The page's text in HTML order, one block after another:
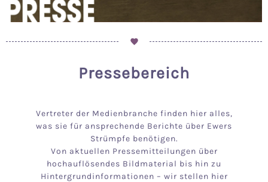
Pressebereich
Vertreter der Medienbranche finden hier alles,
was sie für ansprechende Berichte über Ewers
Strümpfe benötigen.
Von aktuellen Pressemitteilungen über
hochauflösendes Bildmaterial bis hin zu
Hintergrundinformationen – wir stellen hier